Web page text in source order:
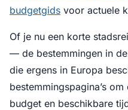
budgetgids voor actuele
Of je nu een korte
— de bestemmingen in
die ergens in Europa
bestemmingspagina’s
budget en beschikbare